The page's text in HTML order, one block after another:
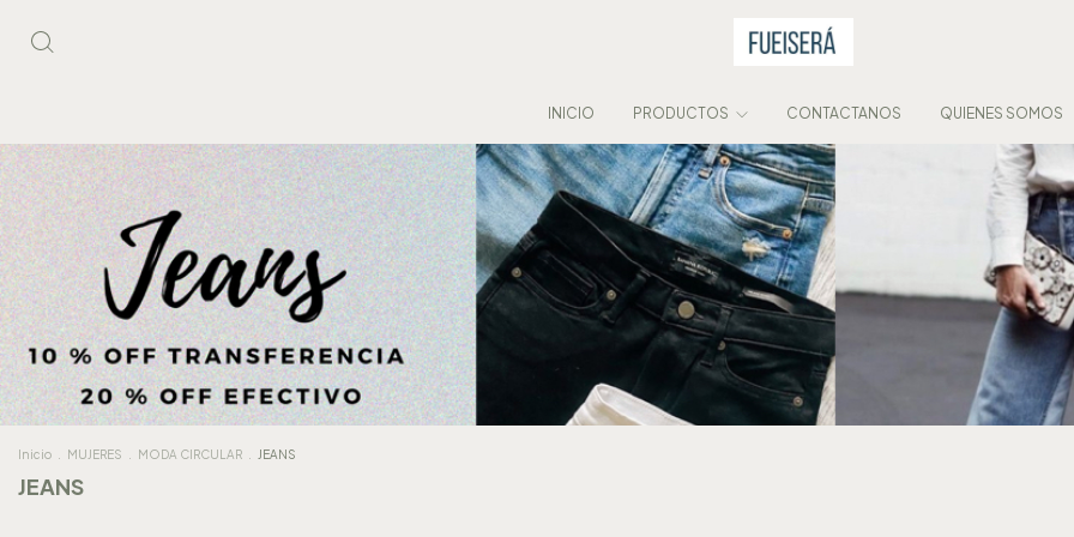
INICIO PRODUCTOS CONTACTANOS QUIENES SOMOS
Inicio MUJERES MODA CIRCULAR JEANS
JEANS